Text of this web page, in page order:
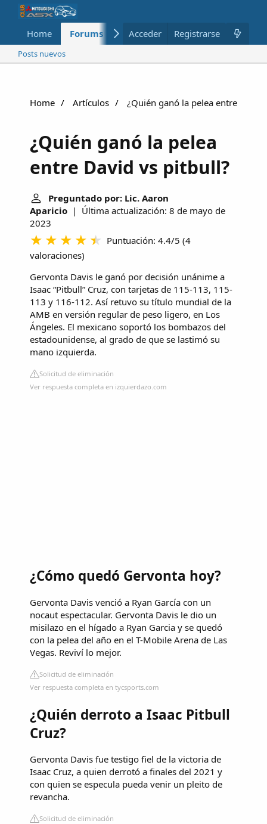
Home Forums Nuevo Miembros
Acceder Registrarse
Posts nuevos
Home Artículos ¿Quién ganó la pelea entre David
¿Quién ganó la pelea
entre David vs pitbull?
Preguntado por: Lic. Aaron
Aparicio | Última actualización: 8 de mayo de
2023
Puntuación: 4.4/5 (4
valoraciones)
Gervonta Davis le ganó por decisión unánime a
Isaac “Pitbull” Cruz, con tarjetas de 115-113, 115-
113 y 116-112. Así retuvo su título mundial de la
AMB en versión regular de peso ligero, en Los
Ángeles. El mexicano soportó los bombazos del
estadounidense, al grado de que se lastimó su
mano izquierda.
Solicitud de eliminación
Ver respuesta completa en izquierdazo.com
¿Cómo quedó Gervonta hoy?
Gervonta Davis venció a Ryan García con un
nocaut espectacular. Gervonta Davis le dio un
misilazo en el hígado a Ryan Garcia y se quedó
con la pelea del año en el T-Mobile Arena de Las
Vegas. Reviví lo mejor.
Solicitud de eliminación
Ver respuesta completa en tycsports.com
¿Quién derroto a Isaac Pitbull
Cruz?
Gervonta Davis fue testigo fiel de la victoria de
Isaac Cruz, a quien derrotó a finales del 2021 y
con quien se especula pueda venir un pleito de
revancha.
Solicitud de eliminación